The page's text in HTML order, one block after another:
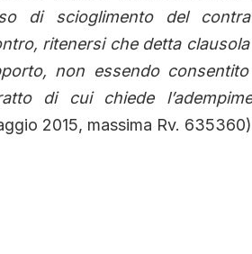
di scioglimento del
ritenersi che detta
non essendo
di cui chiede
2015, massima Rv.